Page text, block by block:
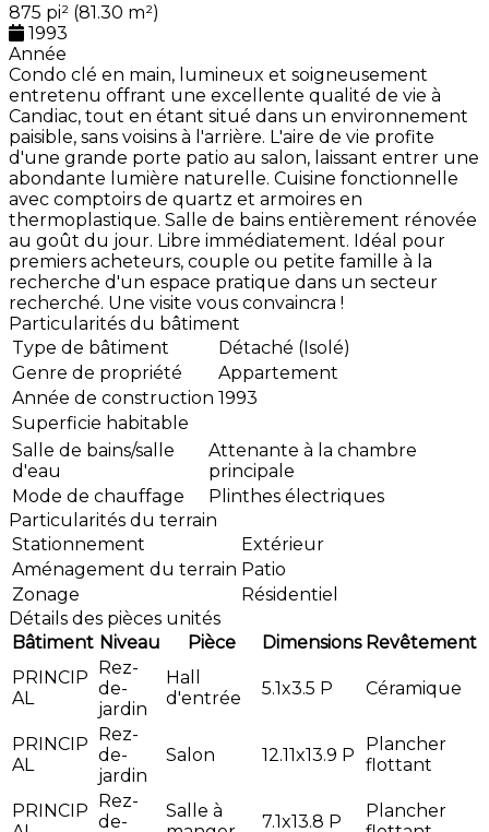
875 pi² (81.30 m²)
1993
Année
Condo clé en main, lumineux et soigneusement
entretenu offrant une excellente qualité de vie à
Candiac, tout en étant situé dans un environnement
paisible, sans voisins à l'arrière. L'aire de vie profite
d'une grande porte patio au salon, laissant entrer une
abondante lumière naturelle. Cuisine fonctionnelle
avec comptoirs de quartz et armoires en
thermoplastique. Salle de bains entièrement rénovée
au goût du jour. Libre immédiatement. Idéal pour
premiers acheteurs, couple ou petite famille à la
recherche d'un espace pratique dans un secteur
recherché. Une visite vous convaincra !
Particularités du bâtiment
Type de bâtiment
Détaché (Isolé)
Genre de propriété
Appartement
Année de construction 1993
Superficie habitable
Salle de bains/salle
d'eau
Attenante à la chambre
principale
Mode de chauffage
Plinthes électriques
Particularités du terrain
Stationnement
Extérieur
Aménagement du terrain Patio
Zonage
Résidentiel
Détails des pièces unités
Bâtiment Niveau Pièce Dimensions Revêtement
PRINCIP
AL
Rez-
de-
jardin
Hall
d'entrée
5.1x3.5 P Céramique
PRINCIP
AL
Rez-
de-
jardin
Salon 12.11x13.9 P
Plancher
flottant
PRINCIP Rez-
de-
Salle à
7.1x13.8 P
Plancher